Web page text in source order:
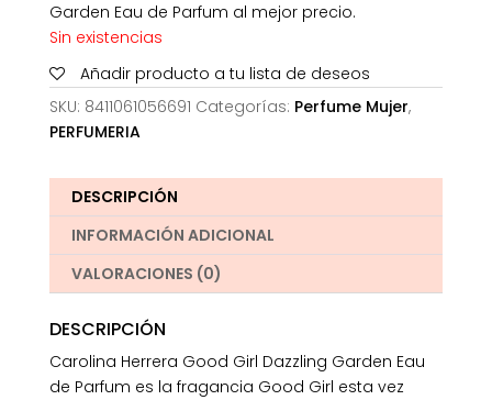
Garden Eau de Parfum al mejor precio.
Sin existencias
Añadir producto a tu lista de deseos
SKU: 8411061056691 Categorías: Perfume Mujer,
PERFUMERIA
DESCRIPCIÓN
INFORMACIÓN ADICIONAL
VALORACIONES (0)
DESCRIPCIÓN
Carolina Herrera Good Girl Dazzling Garden Eau
de Parfum es la fragancia Good Girl esta vez